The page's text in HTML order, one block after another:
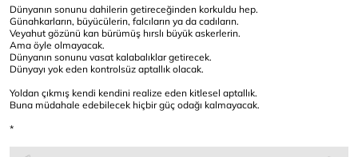
Dünyanın sonunu dahilerin getireceğinden korkuldu hep.
Günahkarların, büyücülerin, falcıların ya da cadıların.
Veyahut gözünü kan bürümüş hırslı büyük askerlerin.
Ama öyle olmayacak.
Dünyanın sonunu vasat kalabalıklar getirecek.
Dünyayı yok eden kontrolsüz aptallık olacak.
Yoldan çıkmış kendi kendini realize eden kitlesel aptallık.
Buna müdahale edebilecek hiçbir güç odağı kalmayacak.
*